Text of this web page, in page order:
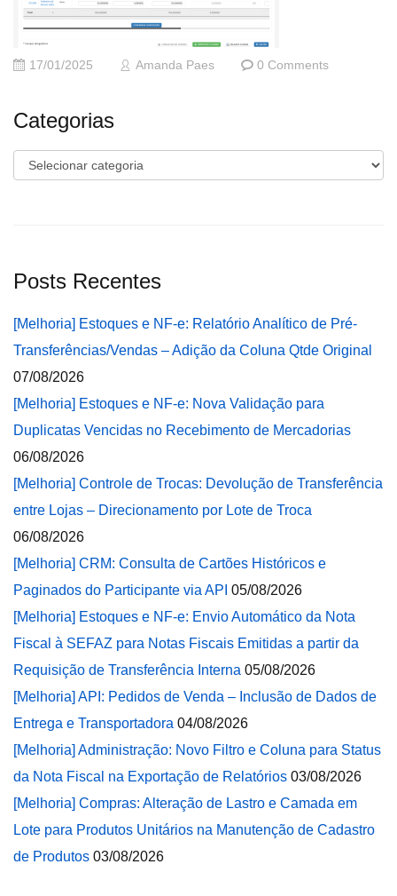
17/01/2025 Amanda Paes 0 Comments
Categorias
Categorias
Posts Recentes
[Melhoria] Estoques e NF-e: Relatório Analítico de Pré-
Transferências/Vendas – Adição da Coluna Qtde Original
07/08/2026
[Melhoria] Estoques e NF-e: Nova Validação para
Duplicatas Vencidas no Recebimento de Mercadorias
06/08/2026
[Melhoria] Controle de Trocas: Devolução de Transferência
entre Lojas – Direcionamento por Lote de Troca
06/08/2026
[Melhoria] CRM: Consulta de Cartões Históricos e
Paginados do Participante via API 05/08/2026
[Melhoria] Estoques e NF-e: Envio Automático da Nota
Fiscal à SEFAZ para Notas Fiscais Emitidas a partir da
Requisição de Transferência Interna 05/08/2026
[Melhoria] API: Pedidos de Venda – Inclusão de Dados de
Entrega e Transportadora 04/08/2026
[Melhoria] Administração: Novo Filtro e Coluna para Status
da Nota Fiscal na Exportação de Relatórios 03/08/2026
[Melhoria] Compras: Alteração de Lastro e Camada em
Lote para Produtos Unitários na Manutenção de Cadastro
de Produtos 03/08/2026